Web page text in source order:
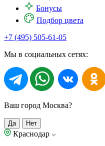
Бонусы
Подбор цвета
+7 (495) 505-61-05
Мы в социальных сетях:
Ваш город Москва?
Да Нет
Краснодар